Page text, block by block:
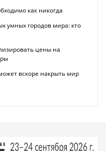
как никогда
умных городов мира: кто
цены на
вскоре накрыть мир